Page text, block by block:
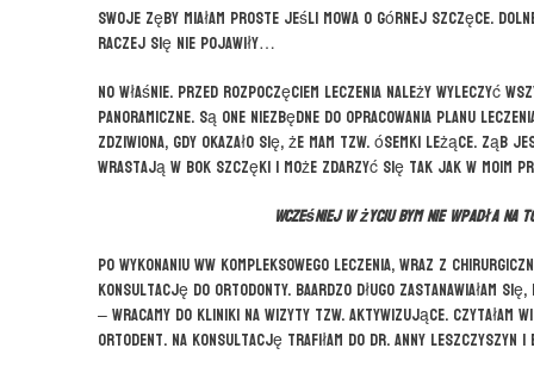
Swoje zęby miałam proste jeśli mowa o górnej szczęce.
raczej się nie pojawiły…
No właśnie. Przed rozpoczęciem leczenia należy wyleczyć
panoramiczne. Są one niezbędne do opracowania planu
zdziwiona, gdy okazało się, że mam tzw. ósemki leżące.
wrastają w bok szczęki i może zdarzyć się tak jak w moim
Wcześniej w życiu bym nie wpadła
Po wykonaniu ww kompleksowego leczenia, wraz z
konsultację do ortodonty. Baardzo długo zastanawiałam
– wracamy do kliniki na wizyty tzw. aktywizujące. Czytałam
Ortodent. Na konsultację trafiłam do dr. Anny Leszczyszyn i